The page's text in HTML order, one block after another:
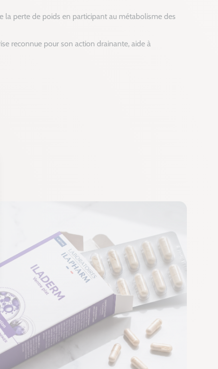
la perte de poids en participant au métabolisme des
reconnue pour son action drainante, aide à